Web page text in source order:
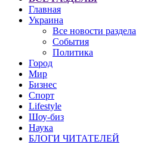
Главная
Украина
Все новости раздела
События
Политика
Город
Мир
Бизнес
Спорт
Lifestyle
Шоу-биз
Наука
БЛОГИ ЧИТАТЕЛЕЙ